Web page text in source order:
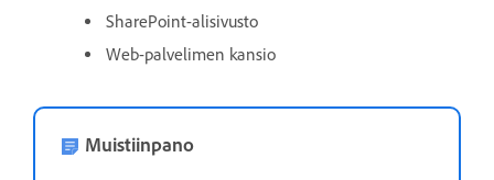
SharePoint-alisivusto
Web-palvelimen kansio
Muistiinpano